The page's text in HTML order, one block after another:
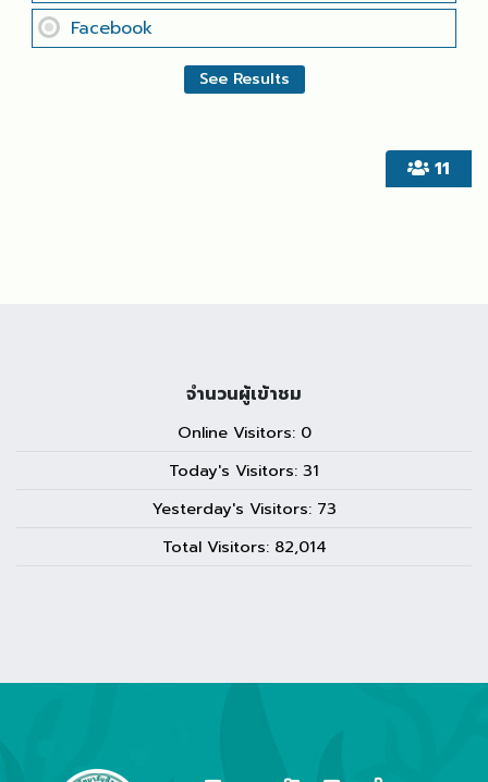
11
Facebook
จำนวนผู้เข้าชม
Online Visitors: 0
Today's Visitors: 31
Yesterday's Visitors: 73
Total Visitors: 82,014